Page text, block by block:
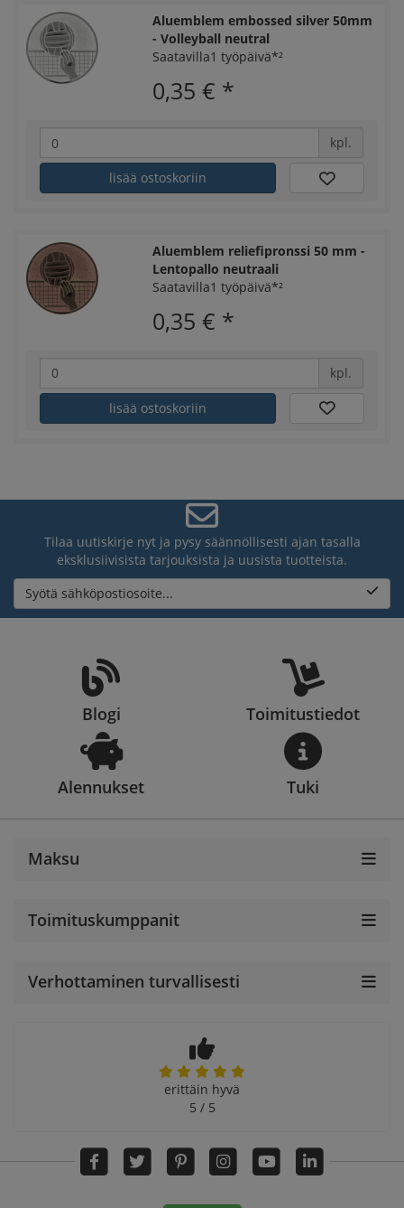
Aluemblem embossed silver 50mm
- Volleyball neutral
Saatavilla1 työpäivä*²
0,35 € *
kpl.
lisää ostoskoriin
Aluemblem reliefipronssi 50 mm -
Lentopallo neutraali
Saatavilla1 työpäivä*²
0,35 € *
kpl.
lisää ostoskoriin
Tilaa uutiskirje nyt ja pysy säännöllisesti ajan tasalla
eksklusiivisista tarjouksista ja uusista tuotteista.
Syötä sähköpostiosoite...
Blogi Toimitustiedot
Alennukset Tuki
Maksu
Toimituskumppanit
Verhottaminen turvallisesti
erittäin hyvä
5 / 5